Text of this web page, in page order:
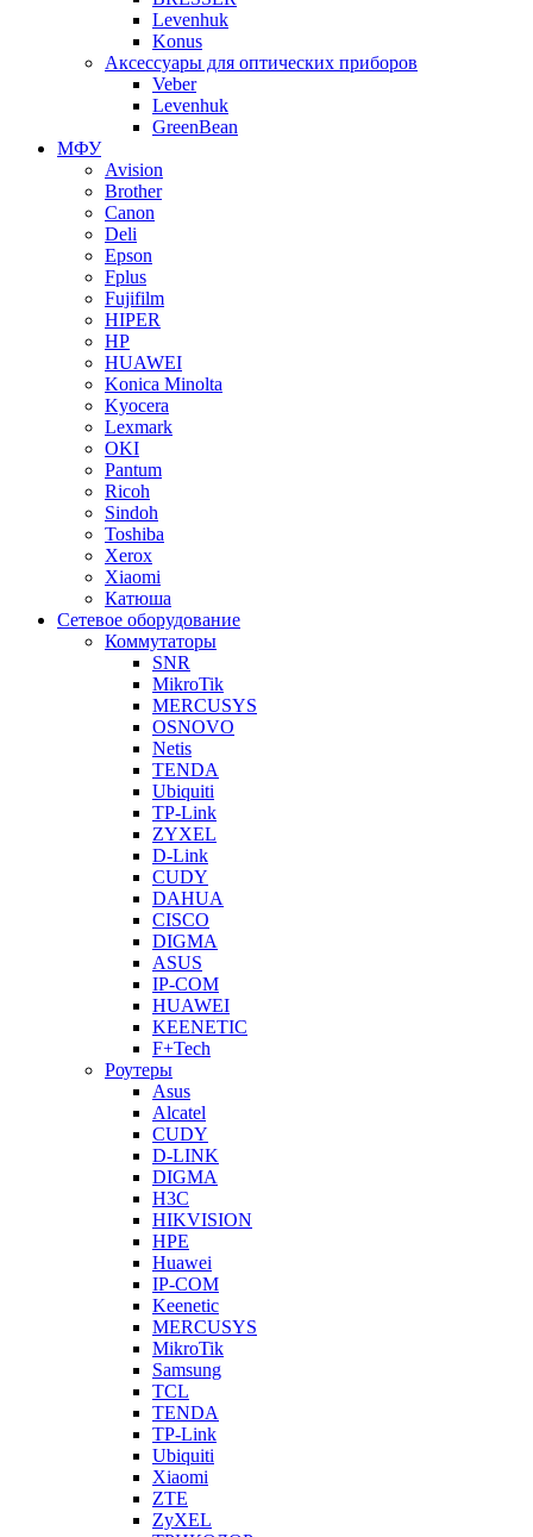
Levenhuk
Konus
Аксессуары для оптических приборов
Veber
Levenhuk
GreenBean
МФУ
Avision
Brother
Canon
Deli
Epson
Fplus
Fujifilm
HIPER
HP
HUAWEI
Konica Minolta
Kyocera
Lexmark
OKI
Pantum
Ricoh
Sindoh
Toshiba
Xerox
Xiaomi
Катюша
Сетевое оборудование
Коммутаторы
SNR
MikroTik
MERCUSYS
OSNOVO
Netis
TENDA
Ubiquiti
TP-Link
ZYXEL
D-Link
CUDY
DAHUA
CISCO
DIGMA
ASUS
IP-COM
HUAWEI
KEENETIC
F+Tech
Роутеры
Asus
Alcatel
CUDY
D-LINK
DIGMA
H3C
HIKVISION
HPE
Huawei
IP-COM
Keenetic
MERCUSYS
MikroTik
Samsung
TCL
TENDA
TP-Link
Ubiquiti
Xiaomi
ZTE
ZyXEL